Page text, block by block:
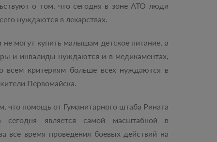
о том, что сегодня в зоне АТО люди
нуждаются в лекарствах.
не могут купить малышам детское питание, а
и инвалиды нуждаются и в медикаментах,
всем критериям больше всех нуждаются в
Первомайска.
что помощь от Гуманитарного штаба Рината
сегодня является самой масштабной в
все время проведения боевых действий на